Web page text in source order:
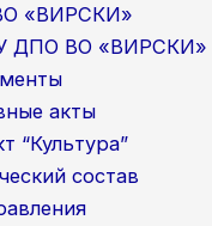
«ВИРСКИ»
ДПО ВО «ВИРСКИ»
акты
“Культура”
состав